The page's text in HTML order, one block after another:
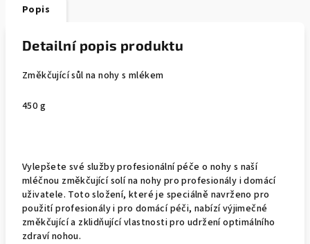
Popis
Detailní popis produktu
Změkčující sůl na nohy s mlékem
450 g
Vylepšete své služby profesionální péče o nohy s naší
mléčnou změkčující solí na nohy pro profesionály i domácí
uživatele. Toto složení, které je speciálně navrženo pro
použití profesionály i pro domácí péči, nabízí výjimečné
změkčující a zklidňující vlastnosti pro udržení optimálního
zdraví nohou.